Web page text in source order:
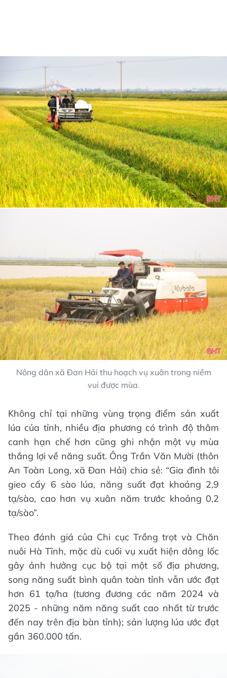
Nông dân xã Đan Hải thu hoạch vụ xuân trong niềm
vui được mùa.
Không chỉ tại những vùng trọng điểm sản xuất
lúa của tỉnh, nhiều địa phương có trình độ thâm
canh hạn chế hơn cũng ghi nhận một vụ mùa
thắng lợi về năng suất. Ông Trần Văn Mười (thôn
An Toàn Long, xã Đan Hải) chia sẻ: “Gia đình tôi
gieo cấy 6 sào lúa, năng suất đạt khoảng 2,9
tạ/sào, cao hơn vụ xuân năm trước khoảng 0,2
tạ/sào”.
Theo đánh giá của Chi cục Trồng trọt và Chăn
nuôi Hà Tĩnh, mặc dù cuối vụ xuất hiện dông lốc
gây ảnh hưởng cục bộ tại một số địa phương,
song năng suất bình quân toàn tỉnh vẫn ước đạt
hơn 61 tạ/ha (tương đương các năm 2024 và
2025 - những năm năng suất cao nhất từ trước
đến nay trên địa bàn tỉnh); sản lượng lúa ước đạt
gần 360.000 tấn.